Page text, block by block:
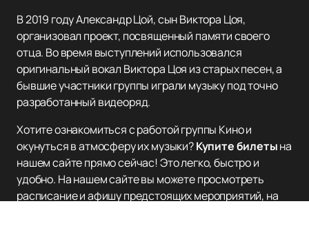
В 2019 году Александр Цой, сын Виктора Цоя,
организовал проект, посвященный памяти своего
отца. Во время выступлений использовался
оригинальный вокал Виктора Цоя из старых песен, а
бывшие участники группы играли музыку под точно
разработанный видеоряд.
Хотите ознакомиться с работой группы Кино и
окунуться в атмосферу их музыки?Купите билетына
нашем сайте прямо сейчас! Это легко, быстро и
удобно. На нашем сайте вы можете просмотреть
расписание и афишу предстоящих мероприятий, на